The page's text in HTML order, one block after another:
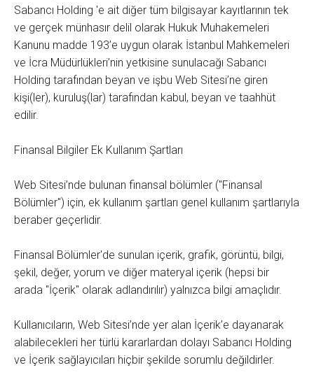
Sabancı Holding 'e ait diğer tüm bilgisayar kayıtlarının tek
ve gerçek münhasır delil olarak Hukuk Muhakemeleri
Kanunu madde 193’e uygun olarak İstanbul Mahkemeleri
ve İcra Müdürlükleri’nin yetkisine sunulacağı Sabancı
Holding tarafından beyan ve işbu Web Sitesi’ne giren
kişi(ler), kuruluş(lar) tarafından kabul, beyan ve taahhüt
edilir.
Finansal Bilgiler Ek Kullanım Şartları
Web Sitesi’nde bulunan finansal bölümler ("Finansal
Bölümler") için, ek kullanım şartları genel kullanım şartlarıyla
beraber geçerlidir.
Finansal Bölümler'de sunulan içerik, grafik, görüntü, bilgi,
şekil, değer, yorum ve diğer materyal içerik (hepsi bir
arada "İçerik" olarak adlandırılır) yalnızca bilgi amaçlıdır.
Kullanıcıların, Web Sitesi’nde yer alan İçerik’e dayanarak
alabilecekleri her türlü kararlardan dolayı Sabancı Holding
ve İçerik sağlayıcıları hiçbir şekilde sorumlu değildirler.